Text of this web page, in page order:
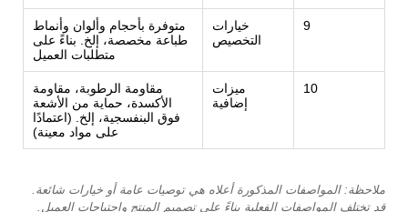
9
خيارات
التخصيص
متوفرة بأحجام وألوان وأنماط
طباعة مخصصة، إلخ. بناءً على
متطلبات العميل
10
ميزات
إضافية
مقاومة الرطوبة، مقاومة
الأكسدة، حماية من الأشعة
فوق البنفسجية، إلخ. (اعتمادًا
على مواد معينة)
ملاحظة: المواصفات المذكورة أعلاه هي توصيات عامة أو خيارات شائعة.
قد تختلف المواصفات الفعلية بناءً على تصميم المنتج واحتياجات العميل.